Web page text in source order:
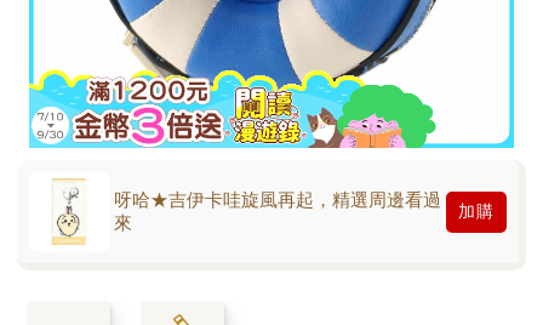
呀哈★吉伊卡哇旋風再起，精選周邊看過
來
加購